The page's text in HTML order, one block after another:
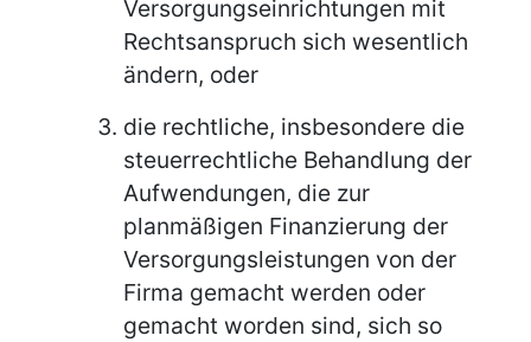
Versorgungseinrichtungen mit
Rechtsanspruch sich wesentlich
ändern, oder
die rechtliche, insbesondere die
steuerrechtliche Behandlung der
Aufwendungen, die zur
planmäßigen Finanzierung der
Versorgungsleistungen von der
Firma gemacht werden oder
gemacht worden sind, sich so